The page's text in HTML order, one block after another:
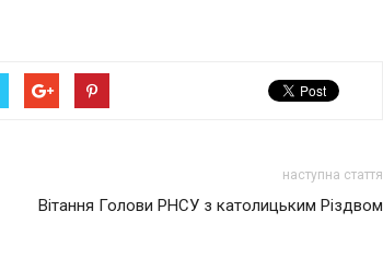
наступна стаття
Вітання Голови РНСУ з католицьким Різдвом